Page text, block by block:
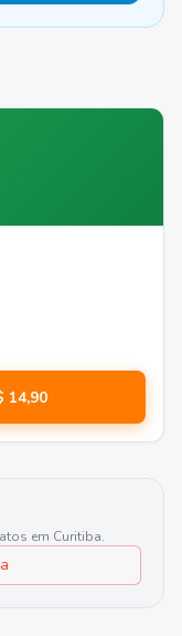
14,90
em Curitiba.